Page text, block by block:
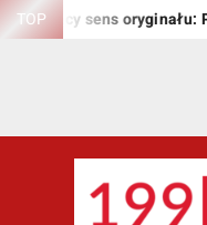
SkipTOPsens oryginału: